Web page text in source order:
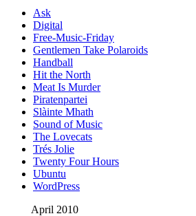
Ask
Digital
Free-Music-Friday
Gentlemen Take Polaroids
Handball
Hit the North
Meat Is Murder
Piratenpartei
Slàinte Mhath
Sound of Music
The Lovecats
Trés Jolie
Twenty Four Hours
Ubuntu
WordPress
April 2010